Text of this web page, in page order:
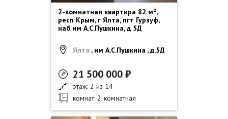
2-комнатная квартира 82 м²,
респ Крым, г Ялта, пгт Гурзуф,
наб им А.С.Пушкина, д 5Д
Ялта , им А.С.Пушкина , д.5Д
21 500 000 ₽
этаж: 2 из 14
комнат: 2-комнатная